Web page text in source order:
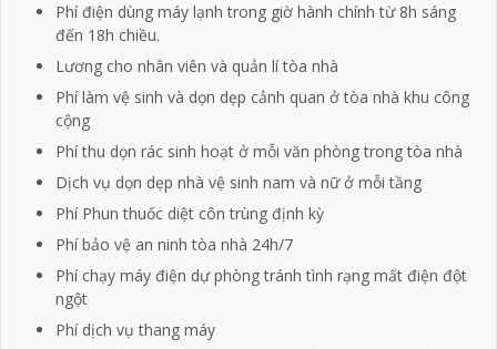
Phí điện dùng máy lạnh trong giờ hành chính từ 8h sáng
đến 18h chiều.
Lương cho nhân viên và quản lí tòa nhà
Phí làm vệ sinh và dọn dẹp cảnh quan ở tòa nhà khu công
cộng
Phí thu dọn rác sinh hoạt ở mỗi văn phòng trong tòa nhà
Dịch vụ dọn dẹp nhà vệ sinh nam và nữ ở mỗi tầng
Phí Phun thuốc diệt côn trùng định kỳ
Phí bảo vệ an ninh tòa nhà 24h/7
Phí chạy máy điện dự phòng tránh tình rạng mất điện đột
ngột
Phí dịch vụ thang máy